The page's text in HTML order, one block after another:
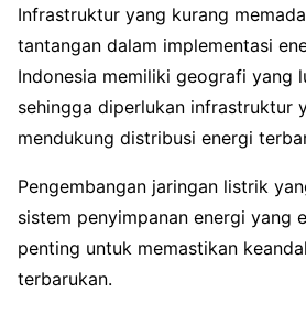
Infrastruktur yang kurang
tantangan dalam implementasi
Indonesia memiliki geografi yang
sehingga diperlukan infrastruktur
mendukung distribusi energi
Pengembangan jaringan listrik
sistem penyimpanan energi yang
penting untuk memastikan
terbarukan.